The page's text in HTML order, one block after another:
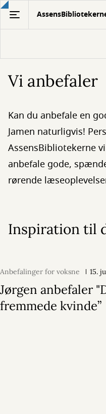
Gå
hovedindhold
Vi anbefaler
Kan du anbefale en
Jamen naturligvis!
AssensBibliotekerne
anbefale gode,
rørende
Inspiration til
Anbefalinger for voksne 15.
Jørgen anbefaler
fremmede kvinde”